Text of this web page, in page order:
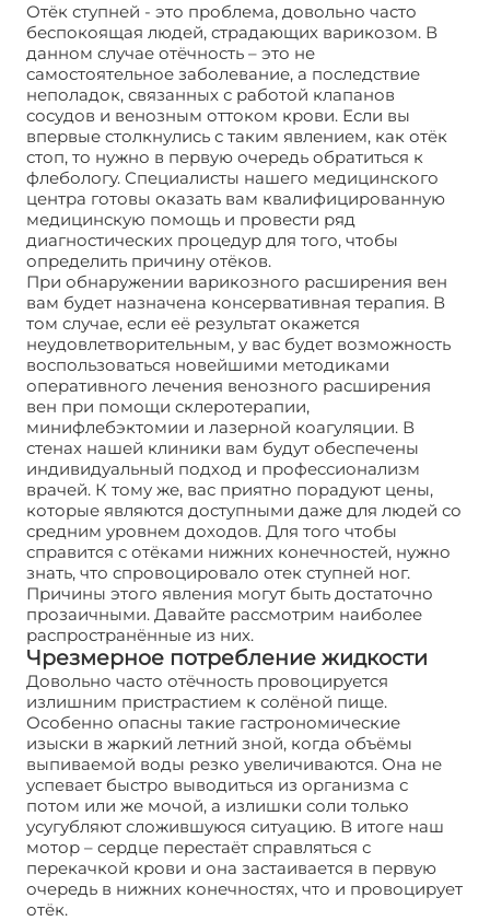
Отёк ступней - это проблема, довольно часто
беспокоящая людей, страдающих варикозом. В
данном случае отёчность – это не
самостоятельное заболевание, а последствие
неполадок, связанных с работой клапанов
сосудов и венозным оттоком крови. Если вы
впервые столкнулись с таким явлением, как отёк
стоп, то нужно в первую очередь обратиться к
флебологу. Специалисты нашего медицинского
центра готовы оказать вам квалифицированную
медицинскую помощь и провести ряд
диагностических процедур для того, чтобы
определить причину отёков.
При обнаружении варикозного расширения вен
вам будет назначена консервативная терапия. В
том случае, если её результат окажется
неудовлетворительным, у вас будет возможность
воспользоваться новейшими методиками
оперативного лечения венозного расширения
вен при помощи склеротерапии,
минифлебэктомии и лазерной коагуляции. В
стенах нашей клиники вам будут обеспечены
индивидуальный подход и профессионализм
врачей. К тому же, вас приятно порадуют цены,
которые являются доступными даже для людей со
средним уровнем доходов. Для того чтобы
справится с отёками нижних конечностей, нужно
знать, что спровоцировало отек ступней ног.
Причины этого явления могут быть достаточно
прозаичными. Давайте рассмотрим наиболее
распространённые из них.
Чрезмерное потребление жидкости
Довольно часто отёчность провоцируется
излишним пристрастием к солёной пище.
Особенно опасны такие гастрономические
изыски в жаркий летний зной, когда объёмы
выпиваемой воды резко увеличиваются. Она не
успевает быстро выводиться из организма с
потом или же мочой, а излишки соли только
усугубляют сложившуюся ситуацию. В итоге наш
мотор – сердце перестаёт справляться с
перекачкой крови и она застаивается в первую
очередь в нижних конечностях, что и провоцирует
отёк.